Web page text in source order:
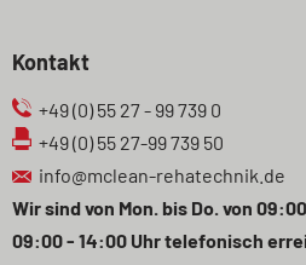
Kontakt
+49 (0) 55 27 - 99 739 0
+49 (0) 55 27-99 739 50
info@mclean-rehatechnik.de
Wir sind von Mon. bis Do. von
09:00 - 14:00 Uhr telefonisch